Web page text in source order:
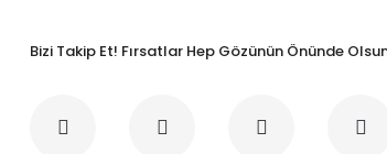
Bizi Takip Et! Fırsatlar Hep Gözünün Önünde